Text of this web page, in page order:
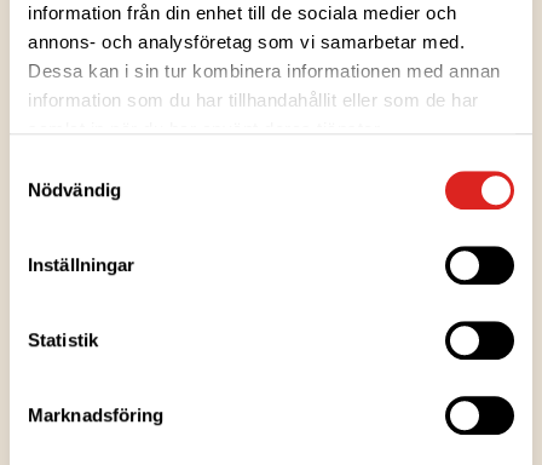
information från din enhet till de sociala medier och
annons- och analysföretag som vi samarbetar med.
Dessa kan i sin tur kombinera informationen med annan
information som du har tillhandahållit eller som de har
Nödvändig
Inställningar
Statistik
Marknadsföring
Ingredienser
Tillverkningsort